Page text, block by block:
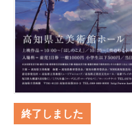
終了しました